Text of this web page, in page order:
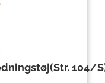
104/